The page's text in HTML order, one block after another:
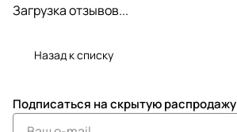
Загрузка отзывов...
Назад к списку
Подписаться на скрытую распродажу